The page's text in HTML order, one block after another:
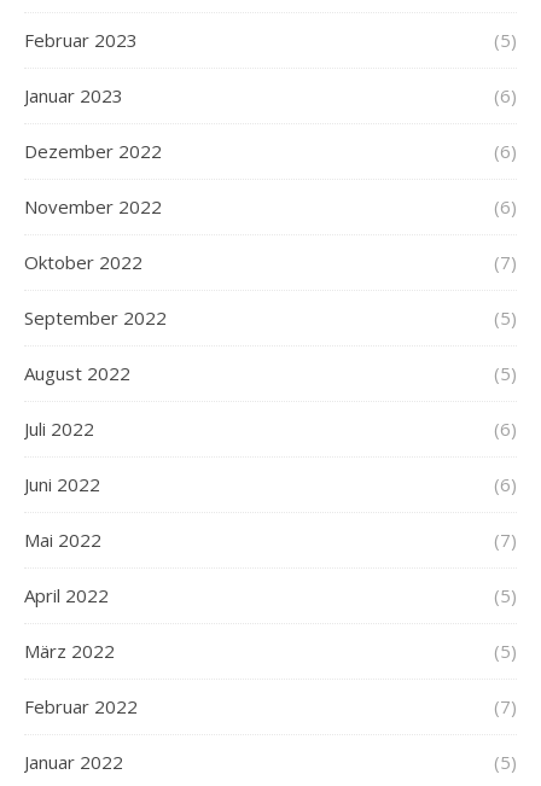
Februar 2023 (5)
Januar 2023 (6)
Dezember 2022 (6)
November 2022 (6)
Oktober 2022 (7)
September 2022 (5)
August 2022 (5)
Juli 2022 (6)
Juni 2022 (6)
Mai 2022 (7)
April 2022 (5)
März 2022 (5)
Februar 2022 (7)
Januar 2022 (5)